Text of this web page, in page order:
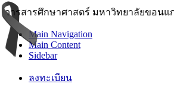
วารสารศึกษาศาสตร์ มหาวิทยาลัยขอนแ
Main Navigation
Main Content
Sidebar
ลงทะเบียน